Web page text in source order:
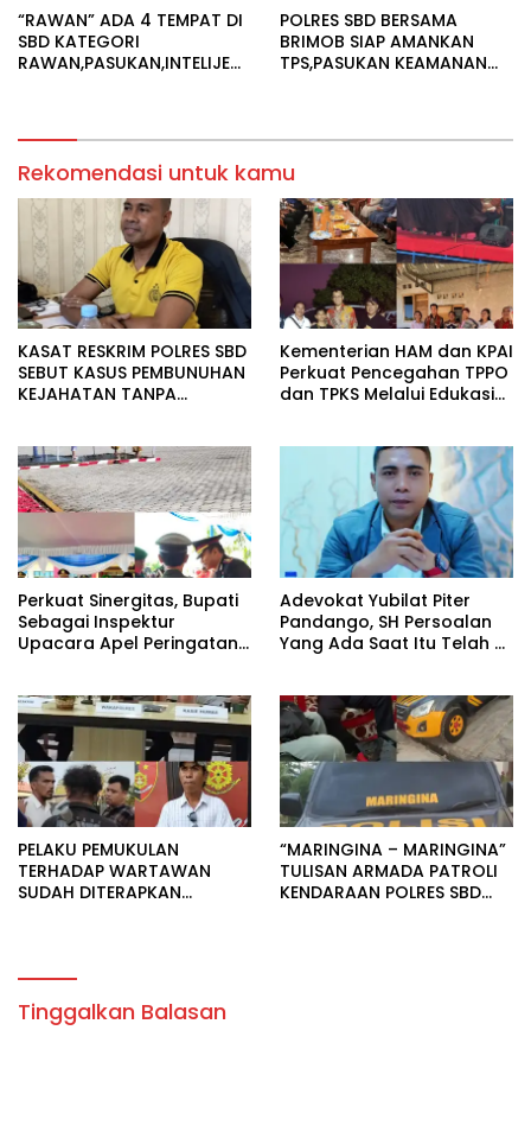
“RAWAN” ADA 4 TEMPAT DI
SBD KATEGORI
RAWAN,PASUKAN,INTELIJEN
POLRES SBD BERSAMA
BRIMOB SIAP AMANKAN
TPS,PASUKAN KEAMANAN
Rekomendasi untuk kamu
KASAT RESKRIM POLRES SBD
SEBUT KASUS PEMBUNUHAN
KEJAHATAN TANPA
MUSYAWARAH
Kementerian HAM dan KPAI
Perkuat Pencegahan TPPO
dan TPKS Melalui Edukasi
Perkuat Sinergitas, Bupati
Sebagai Inspektur
Upacara Apel Peringatan
Adevokat Yubilat Piter
Pandango, SH Persoalan
Yang Ada Saat Itu Telah di
PELAKU PEMUKULAN
TERHADAP WARTAWAN
SUDAH DITERAPKAN
“MARINGINA – MARINGINA”
TULISAN ARMADA PATROLI
KENDARAAN POLRES SBD
Tinggalkan Balasan